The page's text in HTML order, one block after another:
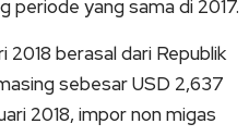
periode yang sama di 2017.
berasal dari Republik
sebesar USD 2,637
2018, impor non migas